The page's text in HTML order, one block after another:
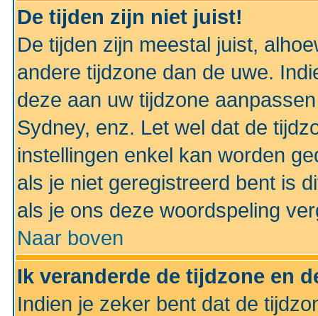
De tijden zijn niet juist!
De tijden zijn meestal juist,
andere tijdzone dan de uwe.
deze aan uw tijdzone
Sydney, enz. Let wel dat de
instellingen enkel kan worden
als je niet geregistreerd bent is
als je ons deze woordspeling
Naar boven
Ik veranderde de tijdzone en
Indien je zeker bent dat de